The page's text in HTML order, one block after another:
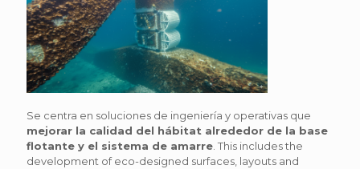
Se centra en soluciones de ingeniería y operativas que
mejorar la calidad del hábitat alrededor de la base
flotante y el sistema de amarre. This includes the
development of eco-designed surfaces, layouts and